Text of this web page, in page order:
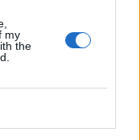
my
the